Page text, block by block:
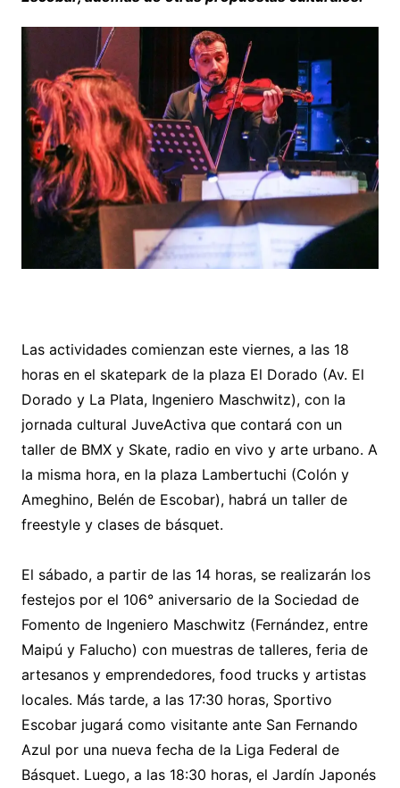
Las actividades comienzan este viernes, a las 18
horas en el skatepark de la plaza El Dorado (Av. El
Dorado y La Plata, Ingeniero Maschwitz), con la
jornada cultural JuveActiva que contará con un
taller de BMX y Skate, radio en vivo y arte urbano. A
la misma hora, en la plaza Lambertuchi (Colón y
Ameghino, Belén de Escobar), habrá un taller de
freestyle y clases de básquet.
El sábado, a partir de las 14 horas, se realizarán los
festejos por el 106° aniversario de la Sociedad de
Fomento de Ingeniero Maschwitz (Fernández, entre
Maipú y Falucho) con muestras de talleres, feria de
artesanos y emprendedores, food trucks y artistas
locales. Más tarde, a las 17:30 horas, Sportivo
Escobar jugará como visitante ante San Fernando
Azul por una nueva fecha de la Liga Federal de
Básquet. Luego, a las 18:30 horas, el Jardín Japonés